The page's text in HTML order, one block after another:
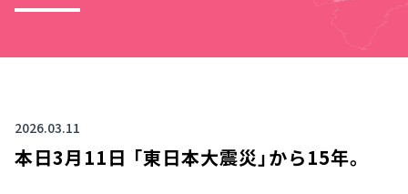
2026.03.11
本日3月11日 「東日本大震災」から15年。